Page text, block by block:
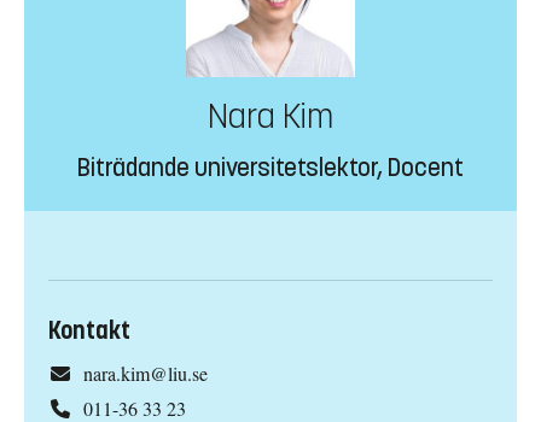
Nara Kim
Biträdande universitetslektor, Docent
Kontakt
nara.kim@liu.se
011-36 33 23